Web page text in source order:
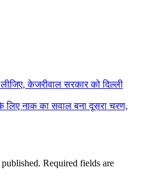
केजरीवाल सरकार को दिल्ली
लिए नाक का सवाल बना दूसरा चरण,
Required fields are